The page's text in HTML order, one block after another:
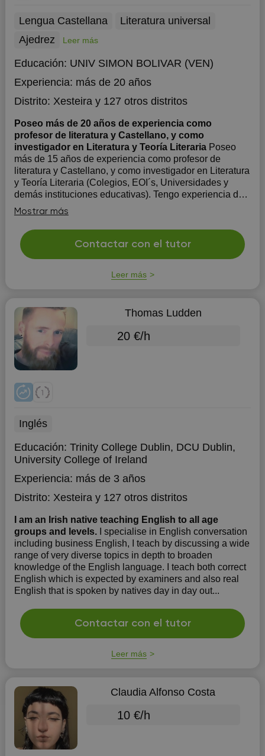
Lengua Castellana
Literatura universal
Ajedrez
Leer más
Educación: UNIV SIMON BOLIVAR (VEN)
Experiencia: más de 20 años
Distrito: Xesteiray 127 otros distritos
Poseo más de 20 años de experiencia como
profesor de literatura y Castellano, y como
investigador en Literatura y Teoría Literaria Poseo
más de 15 años de experiencia como profesor de
literatura y Castellano, y como investigador en Literatura
y Teoría Literaria (Colegios, EOI´s, Universidades y
demás instituciones educativas). Tengo experiencia de
más de 10 años en la selección, formación, dirección y
evaluación de equipos come...
Mostrar más
Contactar con el tutor
Leer más
Thomas Ludden
20 €/h
Inglés
Educación: Trinity College Dublin, DCU Dublin,
University College of Ireland
Experiencia: más de 3 años
Distrito: Xesteiray 127 otros distritos
I am an Irish native teaching English to all age
groups and levels.
I specialise in English conversation
including business English, I teach by discussing a wide
range of very diverse topics in depth to broaden
knowledge of the English language. I teach both correct
English which is expected by examiners and also real
English that is spoken by natives day in day out...
Contactar con el tutor
Leer más
Claudia Alfonso Costa
10 €/h